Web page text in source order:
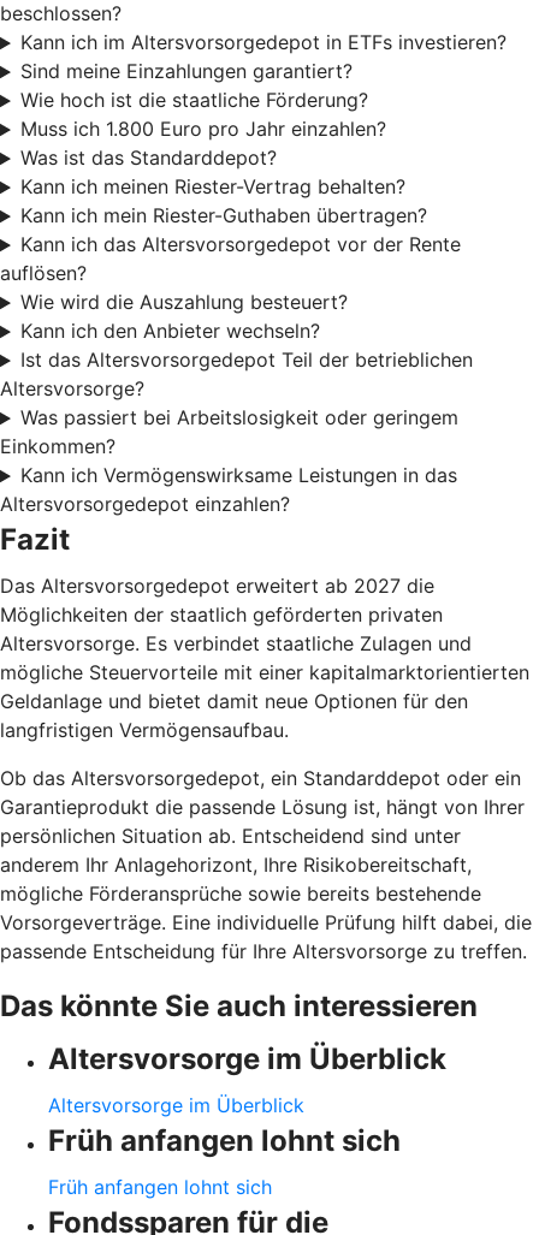
beschlossen?
Kann ich im Altersvorsorgedepot in ETFs investieren?
Sind meine Einzahlungen garantiert?
Wie hoch ist die staatliche Förderung?
Muss ich 1.800 Euro pro Jahr einzahlen?
Was ist das Standarddepot?
Kann ich meinen Riester-Vertrag behalten?
Kann ich mein Riester-Guthaben übertragen?
Kann ich das Altersvorsorgedepot vor der Rente
auflösen?
Wie wird die Auszahlung besteuert?
Kann ich den Anbieter wechseln?
Ist das Altersvorsorgedepot Teil der betrieblichen
Altersvorsorge?
Was passiert bei Arbeitslosigkeit oder geringem
Einkommen?
Kann ich Vermögenswirksame Leistungen in das
Altersvorsorgedepot einzahlen?
Fazit
Das Altersvorsorgedepot erweitert ab 2027 die
Möglichkeiten der staatlich geförderten privaten
Altersvorsorge. Es verbindet staatliche Zulagen und
mögliche Steuervorteile mit einer kapitalmarktorientierten
Geldanlage und bietet damit neue Optionen für den
langfristigen Vermögensaufbau.
Ob das Altersvorsorgedepot, ein Standarddepot oder ein
Garantieprodukt die passende Lösung ist, hängt von Ihrer
persönlichen Situation ab. Entscheidend sind unter
anderem Ihr Anlagehorizont, Ihre Risikobereitschaft,
mögliche Förderansprüche sowie bereits bestehende
Vorsorgeverträge. Eine individuelle Prüfung hilft dabei, die
passende Entscheidung für Ihre Altersvorsorge zu treffen.
Das könnte Sie auch interessieren
Altersvorsorge im Überblick
Altersvorsorge im Überblick
Früh anfangen lohnt sich
Früh anfangen lohnt sich
Fondssparen für die